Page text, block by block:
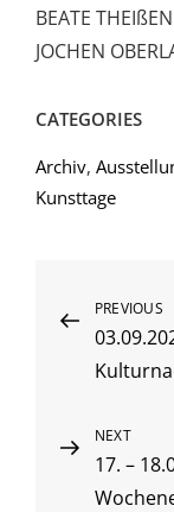
BEATE
JOCHEN
CATEGORIES
Archiv,
Kunsttage
Previous
Post
PREVIOUS
Next
Post
NEXT
17. –